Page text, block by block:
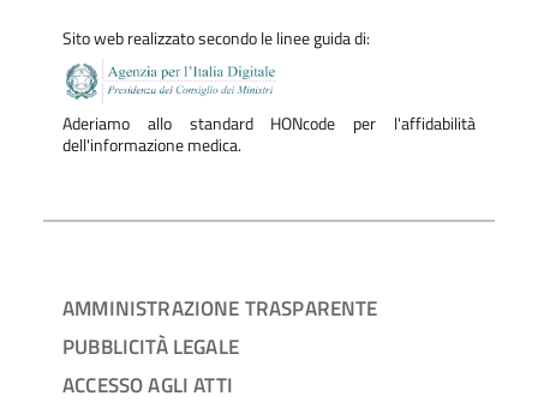
Sito web realizzato secondo le linee guida di:
Aderiamo allo standard HONcode per l'affidabilità
dell'informazione medica.
AMMINISTRAZIONE TRASPARENTE
PUBBLICITÀ LEGALE
ACCESSO AGLI ATTI